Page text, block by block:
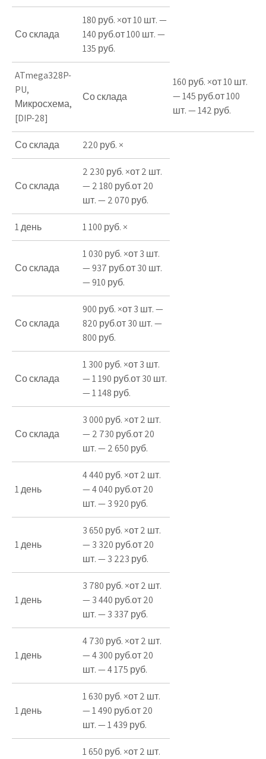
Со склада
180 руб. ×от 10 шт. —
140 руб.от 100 шт. —
135 руб.
ATmega328P-
PU,
Микросхема,
[DIP-28]
Со склада
160 руб. ×от 10 шт.
— 145 руб.от 100
шт. — 142 руб.
Со склада 220 руб. ×
Со склада
2 230 руб. ×от 2 шт.
— 2 180 руб.от 20
шт. — 2 070 руб.
1 день 1 100 руб. ×
Со склада
1 030 руб. ×от 3 шт.
— 937 руб.от 30 шт.
— 910 руб.
Со склада
900 руб. ×от 3 шт. —
820 руб.от 30 шт. —
800 руб.
Со склада
1 300 руб. ×от 3 шт.
— 1 190 руб.от 30 шт.
— 1 148 руб.
Со склада
3 000 руб. ×от 2 шт.
— 2 730 руб.от 20
шт. — 2 650 руб.
1 день
4 440 руб. ×от 2 шт.
— 4 040 руб.от 20
шт. — 3 920 руб.
1 день
3 650 руб. ×от 2 шт.
— 3 320 руб.от 20
шт. — 3 223 руб.
1 день
3 780 руб. ×от 2 шт.
— 3 440 руб.от 20
шт. — 3 337 руб.
1 день
4 730 руб. ×от 2 шт.
— 4 300 руб.от 20
шт. — 4 175 руб.
1 день
1 630 руб. ×от 2 шт.
— 1 490 руб.от 20
шт. — 1 439 руб.
1 650 руб. ×от 2 шт.